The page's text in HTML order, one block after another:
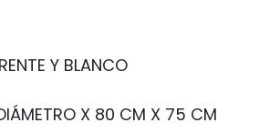
Y BLANCO
X 80 CM X 75 CM